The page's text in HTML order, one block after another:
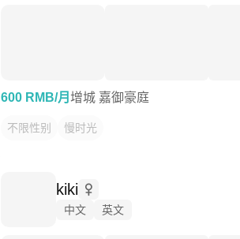
600 RMB/月 增城 嘉御豪庭
不限性别 慢时光
kiki
中文 英文